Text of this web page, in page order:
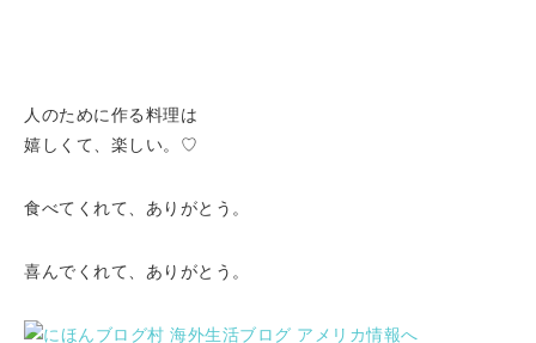
人のために作る料理は
嬉しくて、楽しい。♡
食べてくれて、ありがとう。
喜んでくれて、ありがとう。